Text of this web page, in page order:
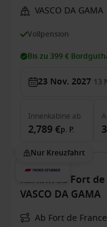
VASCO DA GAMA
Vollpension
Bis zu 399 €
23 Nov. 2027 13
Innenkabine ab
2,789 €p. P.
Nur Kreuzfahrt
Karibik ab Fort
VASCO DA GAMA
Ab Fort de